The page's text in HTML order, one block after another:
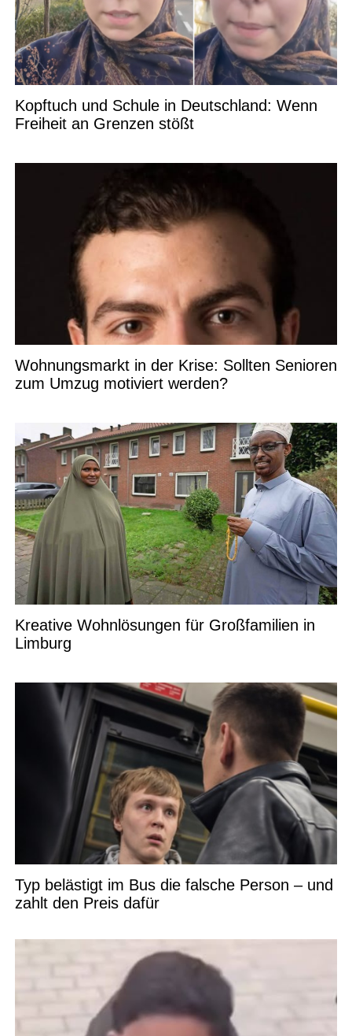
Kopftuch und Schule in Deutschland: Wenn
Freiheit an Grenzen stößt
Wohnungsmarkt in der Krise: Sollten Senioren
zum Umzug motiviert werden?
Kreative Wohnlösungen für Großfamilien in
Limburg
Typ belästigt im Bus die falsche Person – und
zahlt den Preis dafür